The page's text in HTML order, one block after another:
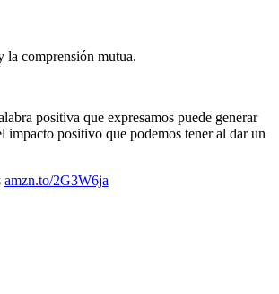
la comprensión mutua.
positiva que expresamos puede generar
impacto positivo que podemos tener al dar un
amzn.to/2G3W6ja